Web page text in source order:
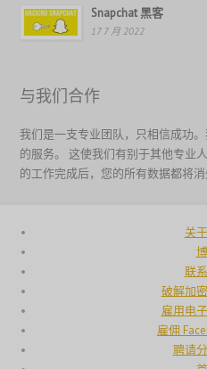
Snapchat 黑客
17 7 月 2022
与我们合作
我们是一支专业团队，只相信成功
的服务。 这使我们有别于其他专业
的工作完成后，您的所有数据都将消
关
联
破解加
雇用电
雇佣
聘请